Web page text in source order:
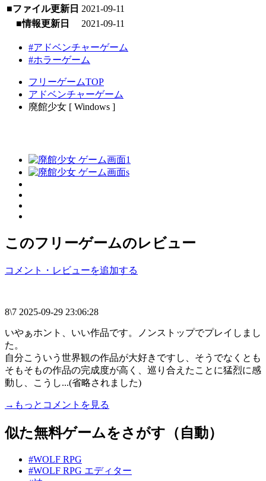
■ファイル更新日 2021-09-11
■情報更新日
2021-09-11
#アドベンチャーゲーム
#ホラーゲーム
フリーゲームTOP
アドベンチャーゲーム
廃館少女 [ Windows ]
このフリーゲームのレビュー
コメント・レビューを追加する
8\7 2025-09-29 23:06:28
いやぁホント、いい作品です。ノンストップでプレイしまし
た。
自分こういう世界観の作品が大好きですし、そうでなくとも
そもそもの作品の完成度が高く、巡り合えたことに猛烈に感
動し、こうし...(省略されました)
→もっとコメントを見る
似た無料ゲームをさがす（自動）
#WOLF RPG
#WOLF RPG エディター